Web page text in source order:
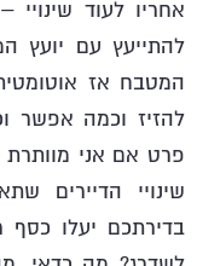
אחריו לעוד
להתייעץ עם יועץ
המטבח אז
להזיז וכמה אפשר
פרט אם אני
שינויי הדיירים
בדירתכם יעלו כסף